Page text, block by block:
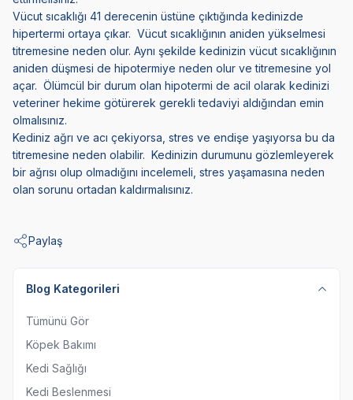
Vücut sıcaklığı 41 derecenin üstüne çıktığında kedinizde
hipertermi ortaya çıkar. Vücut sıcaklığının aniden yükselmesi
titremesine neden olur. Aynı şekilde kedinizin vücut sıcaklığının
aniden düşmesi de hipotermiye neden olur ve titremesine yol
açar. Ölümcül bir durum olan hipotermi de acil olarak kedinizi
veteriner hekime götürerek gerekli tedaviyi aldığından emin
olmalısınız.
Kediniz ağrı ve acı çekiyorsa, stres ve endişe yaşıyorsa bu da
titremesine neden olabilir. Kedinizin durumunu gözlemleyerek
bir ağrısı olup olmadığını incelemeli, stres yaşamasına neden
olan sorunu ortadan kaldırmalısınız.
Paylaş
Blog Kategorileri
Tümünü Gör
Köpek Bakımı
Kedi Sağlığı
Kedi Beslenmesi